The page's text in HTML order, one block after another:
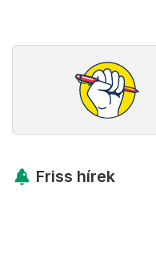
Friss hírek